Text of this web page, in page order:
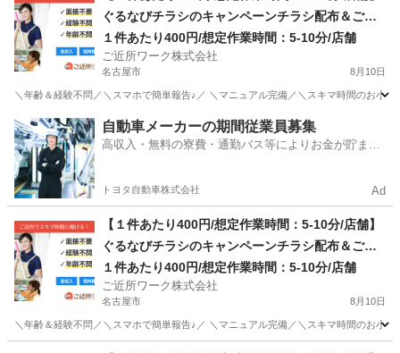
ぐるなびチラシのキャンペーンチラシ配布＆ご利
用案内業務
１件あたり400円/想定作業時間：5-10分/店舗
ご近所ワーク株式会社
名古屋市 8月10日
＼年齢＆経験不問／＼スマホで簡単報告♪／ ＼マニュアル完備／＼スキマ時間のお小
愛知 名古屋市 その他
自動車メーカーの期間従業員募集
高収入・無料の寮費・通勤バス等によりお金が貯まり
トヨタ自動車株式会社 Ad
【１件あたり400円/想定作業時間：5-10分/店舗】
ぐるなびチラシのキャンペーンチラシ配布＆ご利
用案内業務
１件あたり400円/想定作業時間：5-10分/店舗
ご近所ワーク株式会社
名古屋市 8月10日
＼年齢＆経験不問／＼スマホで簡単報告♪／ ＼マニュアル完備／＼スキマ時間のお小